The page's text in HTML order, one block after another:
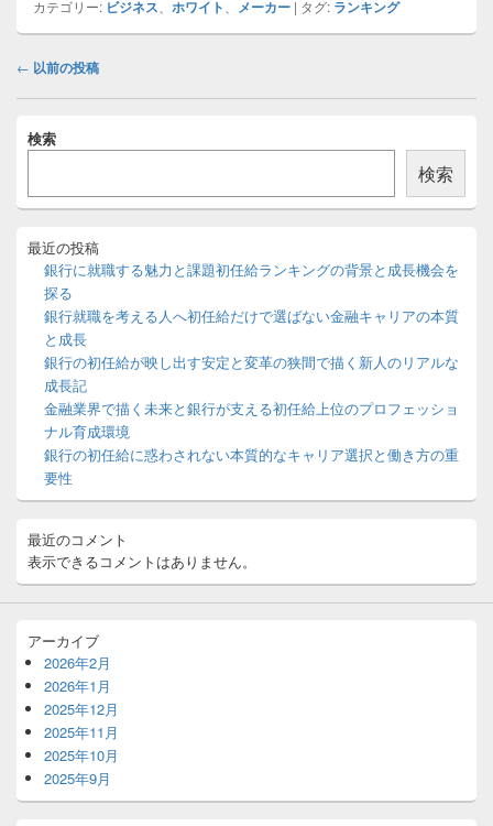
カテゴリー: ビジネス ホワイト メーカー | タグ: ランキング
投
ビ
ゲ
シ
ン
← 以前の投稿
イ
イ
バ
検索
検索
最近の投稿
銀行に就職する魅力と課題初任給ランキングの背景と成長機会を
探る
銀行就職を考える人へ初任給だけで選ばない金融キャリアの本質
と成長
銀行の初任給が映し出す安定と変革の狭間で描く新人のリアルな
成長記
金融業界で描く未来と銀行が支える初任給上位のプロフェッショ
ナル育成環境
銀行の初任給に惑わされない本質的なキャリア選択と働き方の重
要性
最近のコメント
表示できるコメントはありません。
アーカイブ
2026年2月
2026年1月
2025年12月
2025年11月
2025年10月
2025年9月